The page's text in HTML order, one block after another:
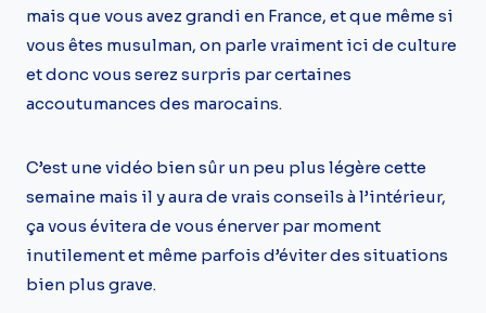
mais que vous avez grandi en France, et que même si
vous êtes musulman, on parle vraiment ici de culture
et donc vous serez surpris par certaines
accoutumances des marocains.
C’est une vidéo bien sûr un peu plus légère cette
semaine mais il y aura de vrais conseils à l’intérieur,
ça vous évitera de vous énerver par moment
inutilement et même parfois d’éviter des situations
bien plus grave.